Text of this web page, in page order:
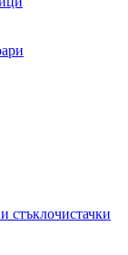
стъклочистачки